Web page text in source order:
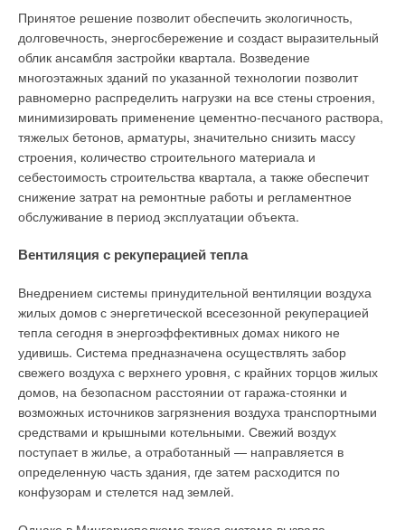
Принятое решение позволит обеспечить экологичность,
долговечность, энергосбережение и создаст выразительный
облик ансамбля застройки квартала. Возведение
многоэтажных зданий по указанной технологии позволит
равномерно распределить нагрузки на все стены строения,
минимизировать применение цементно-песчаного раствора,
тяжелых бетонов, арматуры, значительно снизить массу
строения, количество строительного материала и
себестоимость строительства квартала, а также обеспечит
снижение затрат на ремонтные работы и регламентное
обслуживание в период эксплуатации объекта.
Вентиляция с рекуперацией тепла
Внедрением системы принудительной вентиляции воздуха
жилых домов с энергетической всесезонной рекуперацией
тепла сегодня в энергоэффективных домах никого не
удивишь. Система предназначена осуществлять забор
свежего воздуха с верхнего уровня, с крайних торцов жилых
домов, на безопасном расстоянии от гаража-стоянки и
возможных источников загрязнения воздуха транспортными
средствами и крышными котельными. Свежий воздух
поступает в жилье, а отработанный — направляется в
определенную часть здания, где затем расходится по
конфузорам и стелется над землей.